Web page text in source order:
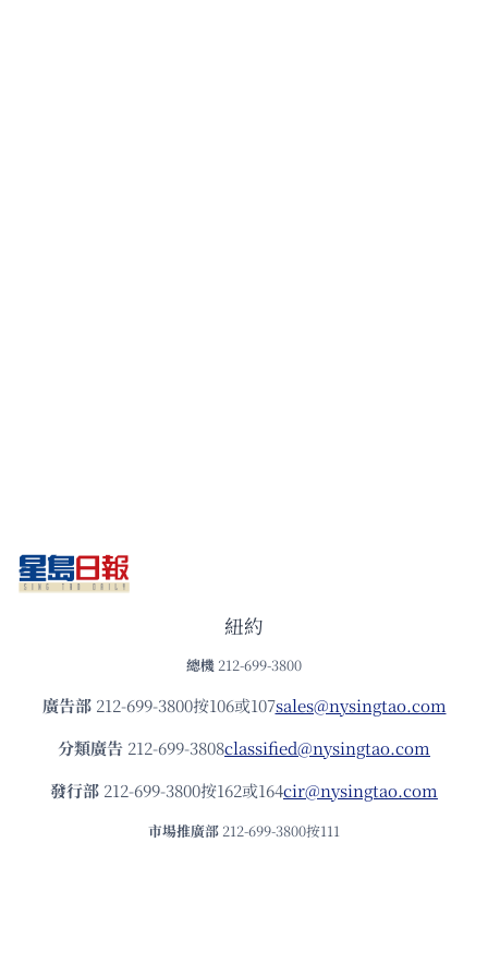
紐約
總機 212-699-3800
廣告部212-699-3800按106或107sales@nysingtao.com
分類廣告 212-699-3808classified@nysingtao.com
發⾏部 212-699-3800按162或164cir@nysingtao.com
市場推廣部 212-699-3800按111